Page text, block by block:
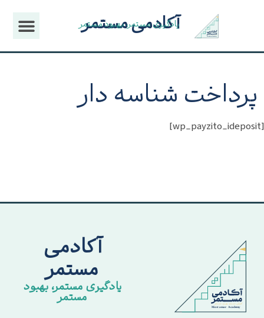
آکادمی مستمر
یادگیری مستمر، بهبود مستمر
پرداخت شناسه دار
[wp_payzito_ideposit]
آکادمی
مستمر
یادگیری مستمر، بهبود
مستمر